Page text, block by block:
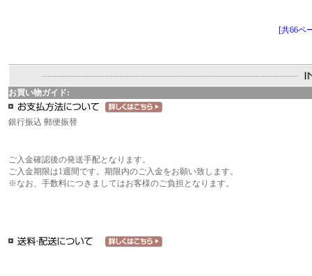
[共66ペ
お買い物ガイド:
銀行振込 郵便振替
ご入金確認後の発送手配となります。
ご入金期限は1週間です。期限内のご入金をお願い致します。
※なお、手数料につきましてはお客様のご負担となります。